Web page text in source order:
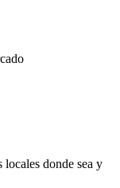
locales donde sea y